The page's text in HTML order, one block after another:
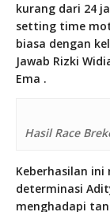
kurang dari 24
setting time
biasa dengan
Jawab Rizki
Ema .
Hasil Race
Keberhasilan
determinasi
menghadapi